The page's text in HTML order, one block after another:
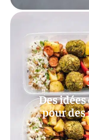
Des
pour